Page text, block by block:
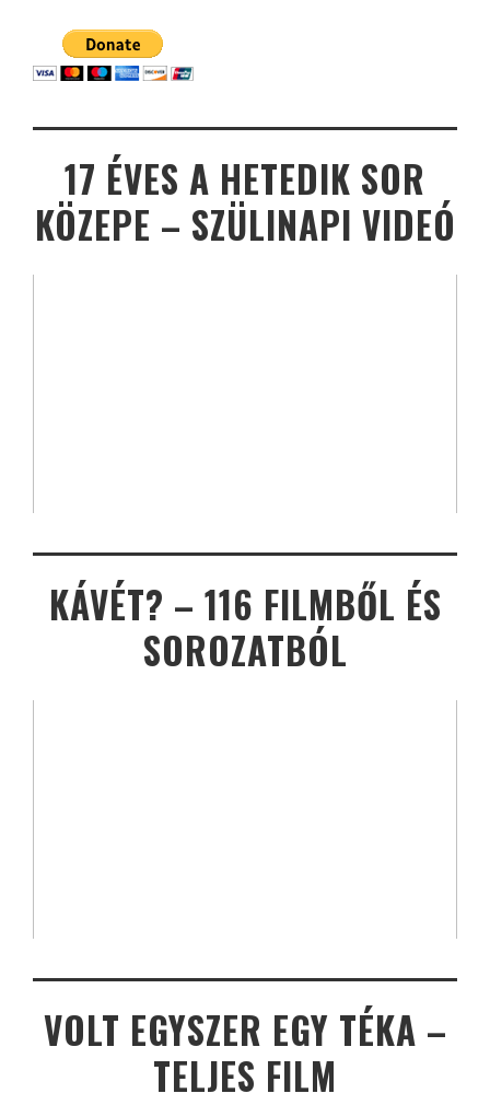
17 ÉVES A HETEDIK SOR
KÖZEPE – SZÜLINAPI VIDEÓ
KÁVÉT? – 116 FILMBŐL ÉS
SOROZATBÓL
VOLT EGYSZER EGY TÉKA –
TELJES FILM